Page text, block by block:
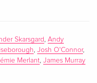
Skarsgard ,Andy
,Josh O'Connor,
Merlant,James Murray